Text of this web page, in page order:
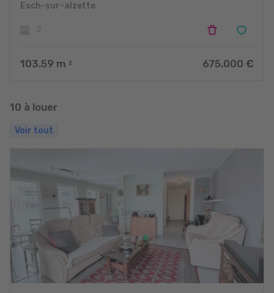
Esch-sur-alzette
103.59 m 2 675.000 €
10 à louer
Voir tout